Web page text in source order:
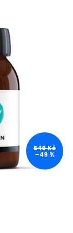
549 Kč
–49 %